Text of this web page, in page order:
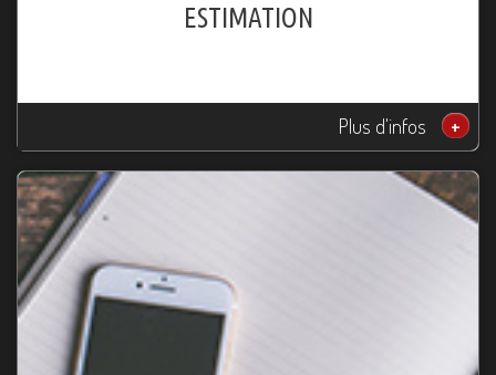
ESTIMATION
Plus d'infos +